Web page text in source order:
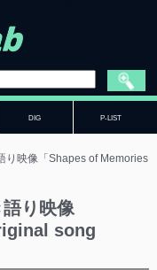
DIG P-LIST
り映像「Shapes of Memories
り映像
song